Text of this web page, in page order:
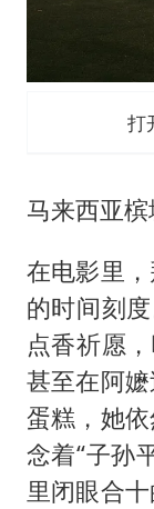
打
马来西亚
在电影里
的时间刻
点香祈愿
甚至在阿
蛋糕，她
念着“子孙
里闭眼合